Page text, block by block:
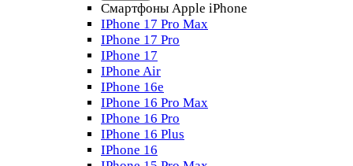
Смартфоны Apple iPhone
IPhone 17 Pro Max
IPhone 17 Pro
IPhone 17
IPhone Air
IPhone 16e
IPhone 16 Pro Max
IPhone 16 Pro
IPhone 16 Plus
IPhone 16